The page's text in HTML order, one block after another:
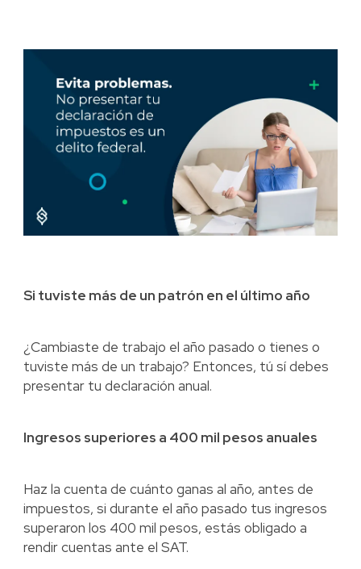
Si tuviste más de un patrón en el último año
¿Cambiaste de trabajo el año pasado o tienes o
tuviste más de un trabajo? Entonces, tú sí debes
presentar tu declaración anual.
Ingresos superiores a 400 mil pesos anuales
Haz la cuenta de cuánto ganas al año, antes de
impuestos, si durante el año pasado tus ingresos
superaron los 400 mil pesos, estás obligado a
rendir cuentas ante el SAT.